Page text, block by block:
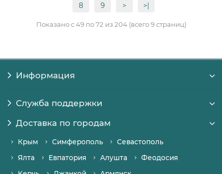
8 9 > >|
Показано с 49 по 72 из 204 (всего 9 страниц)
Информация
Служба поддержки
Доставка по городам
Крым Симферополь
Севастополь
Ялта
Евпатория Алушта
Феодосия